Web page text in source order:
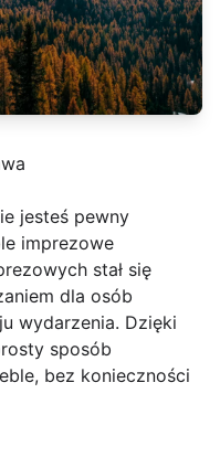
jesteś pewny
imprezowe
stał się
dla osób
wydarzenia. Dzięki
sposób
bez konieczności